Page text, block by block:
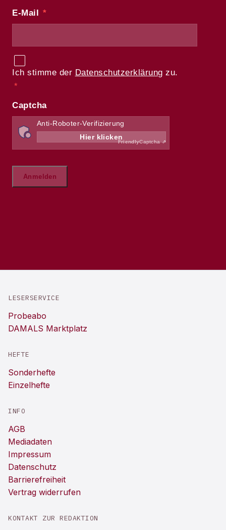
LESERSERVICE
Probeabo
DAMALS Marktplatz
HEFTE
Sonderhefte
Einzelhefte
INFO
AGB
Mediadaten
Impressum
Datenschutz
Barrierefreiheit
Vertrag widerrufen
KONTAKT ZUR REDAKTION